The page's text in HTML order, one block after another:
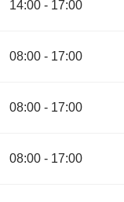
14:00 - 17:00
08:00 - 17:00
08:00 - 17:00
08:00 - 17:00